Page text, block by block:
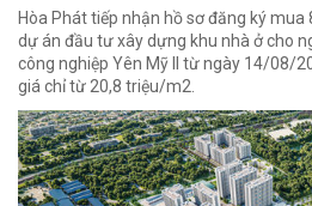
Hòa Phát tiếp nhận hồ sơ đăng ký mua
dự án đầu tư xây dựng khu nhà ở cho
công nghiệp Yên Mỹ II từ ngày 14/08/
giá chỉ từ 20,8 triệu/m2.